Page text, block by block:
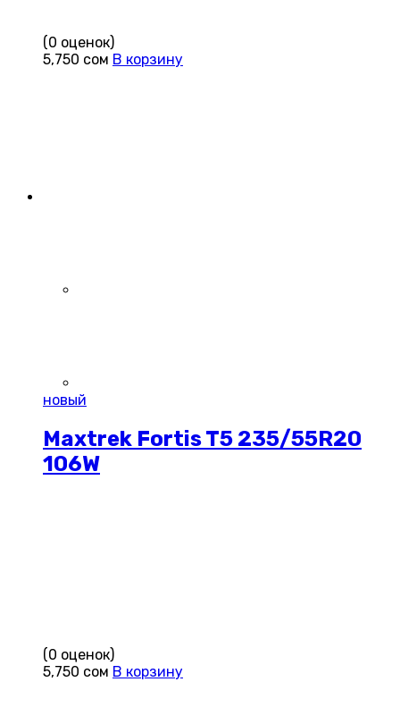
(0 оценок)
5,750 сом В корзину
новый
Maxtrek Fortis T5 235/55R20
106W
(0 оценок)
5,750 сом В корзину